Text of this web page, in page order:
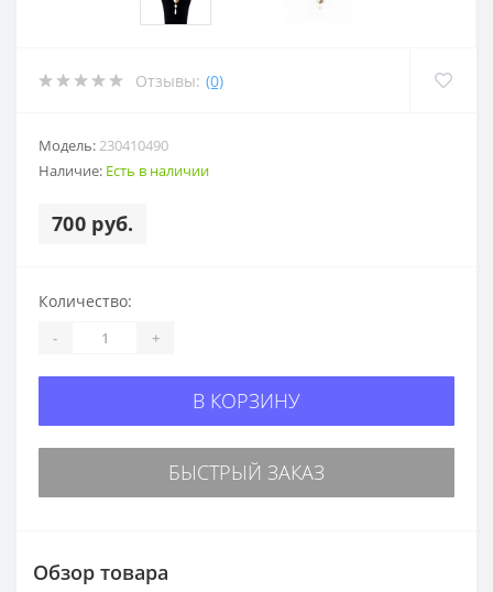
Отзывы: (0)
Модель:230410490
Наличие: Есть в наличии
700 руб.
Количество:
- +
В КОРЗИНУ
БЫСТРЫЙ ЗАКАЗ
Обзор товара